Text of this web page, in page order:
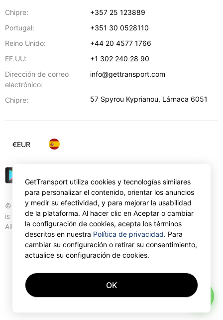
Chipre:
+357 25 123889
Portugal:
+351 30 0528110
Reino Unido:
+44 20 4577 1766
EE.UU:
+1 302 240 28 90
Dirección de correo
electrónico:
info@gettransport.com
Chipre: 57 Spyrou Kyprianou, Lárnaca 6051
© Gettransport International Limited. GetTransport®
is trademark of Gettransport International Limited.
All rights reserved.
€EUR
GetTransport utiliza cookies y tecnologías similares
para personalizar el contenido, orientar los anuncios
y medir su efectividad, y para mejorar la usabilidad
de la plataforma. Al hacer clic en Aceptar o cambiar
la configuración de cookies, acepta los términos
descritos en nuestra Política de privacidad. Para
cambiar su configuración o retirar su consentimiento,
actualice su configuración de cookies.
OK
AI